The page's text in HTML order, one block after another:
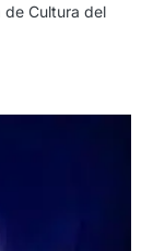
de Cultura del